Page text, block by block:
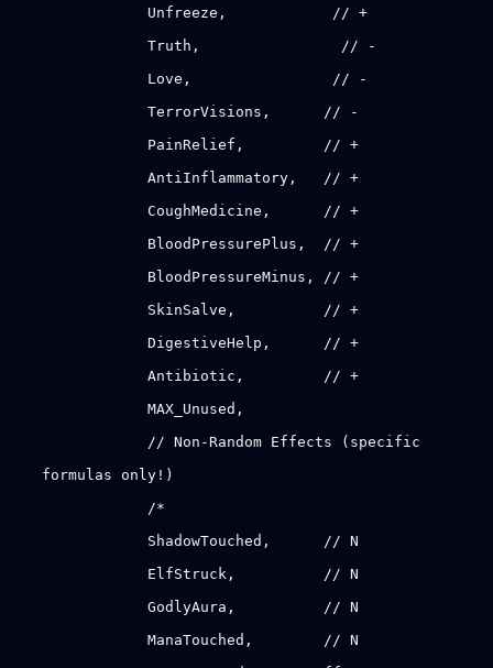
Unfreeze, // +
Truth, // -
Love, // -
TerrorVisions, // -
PainRelief, // +
AntiInflammatory, // +
CoughMedicine, // +
BloodPressurePlus, // +
BloodPressureMinus, // +
SkinSalve, // +
DigestiveHelp, // +
Antibiotic, // +
MAX_Unused,
// Non-Random Effects (specific
formulas only!)
/*
ShadowTouched, // N
ElfStruck, // N
GodlyAura, // N
ManaTouched, // N